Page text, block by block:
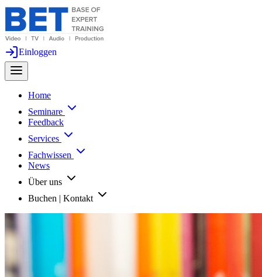
Einloggen
Home
Seminare
Feedback
Services
Fachwissen
News
Über uns
Buchen | Kontakt